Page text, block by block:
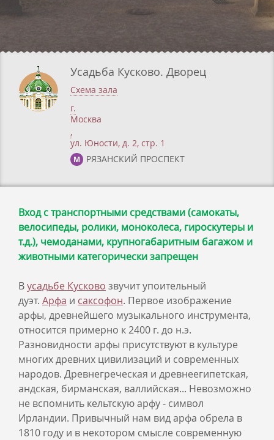
Усадьба Кусково. Дворец
Схема зала
г.
Москва
,
ул. Юности, д. 2, стр. 1
М РЯЗАНСКИЙ ПРОСПЕКТ
Вход с транспортными средствами (самокаты,
велосипеды, ролики, моноколеса, гироскутеры и
т.д.), чемоданами, крупногабаритным багажом и
животными категорически запрещен
Вусадьбе Кусково звучит упоительный
дуэт. Арфа и саксофон. Первое изображение
арфы, древнейшего музыкального инструмента,
относится примерно к 2400 г. до н.э.
Разновидности арфы присутствуют в культуре
многих древних цивилизаций и современных
народов. Древнегреческая и древнеегипетская,
андская, бирманская, валлийская... Невозможно
не вспомнить кельтскую арфу - символ
Ирландии. Привычный нам вид арфа обрела в
1810 году и в некотором смысле современную